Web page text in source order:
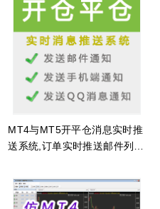
MT4与MT5开平仓消息实时推
送系统,订单实时推送邮件列表